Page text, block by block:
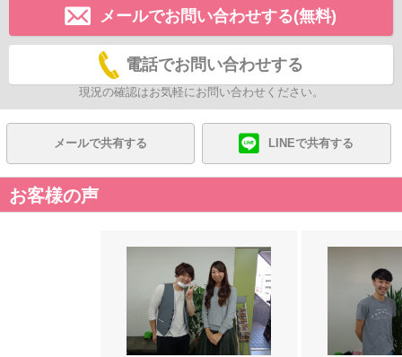
メールでお問い合わせする(無料)
電話でお問い合わせする
現況の確認はお気軽にお問い合わせください。
メールで共有する LINEで共有する
お客様の声